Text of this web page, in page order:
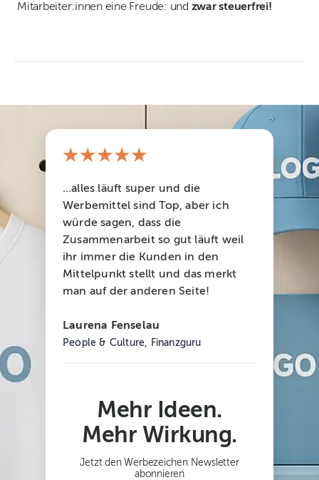
Mitarbeiter:innen eine Freude: und zwar steuerfrei!
★★★★★
…alles läuft super und die
Werbemittel sind Top, aber ich
würde sagen, dass die
Zusammenarbeit so gut läuft weil
ihr immer die Kunden in den
Mittelpunkt stellt und das merkt
man auf der anderen Seite!
Laurena Fenselau
People & Culture, Finanzguru
Mehr Ideen.
Mehr Wirkung.
Jetzt den Werbezeichen Newsletter
abonnieren